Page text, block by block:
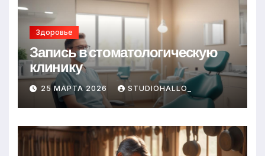
Здоровье
Запись в стоматологическую
клинику
25 МАРТА 2026 STUDIOHALLO_